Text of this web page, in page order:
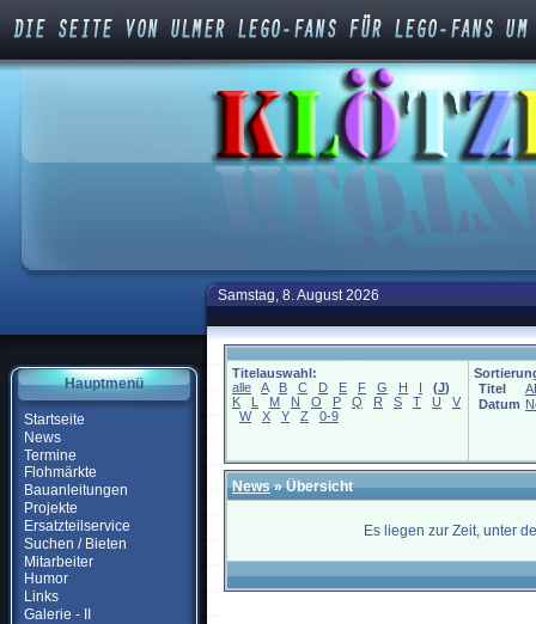
Hauptmenü
Startseite
News
Termine
Flohmärkte
Bauanleitungen
Projekte
Ersatzteilservice
Suchen / Bieten
Mitarbeiter
Humor
Links
Galerie - II
Samstag, 8. August 2026
Titelauswahl:
alle
A B C D E F G H I (J)
K
L M N O P Q R S T U
V
W
X Y Z 0-9
Titel
Datum
News» Übersicht
Es liegen zur Zeit, unter